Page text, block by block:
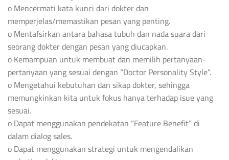
o Mencermati kata kunci dari dokter dan
memperjelas/memastikan pesan yang penting.
o Mentafsirkan antara bahasa tubuh dan nada suara dari
seorang dokter dengan pesan yang diucapkan.
o Kemampuan untuk membuat dan memilih pertanyaan-
pertanyaan yang sesuai dengan “Doctor Personality Style”.
o Mengetahui kebutuhan dan sikap dokter, sehingga
memungkinkan kita untuk fokus hanya terhadap isue yang
sesuai.
o Dapat menggunakan pendekatan “Feature Benefit” di
dalam dialog sales.
o Dapat menggunakan strategi untuk mengendalikan